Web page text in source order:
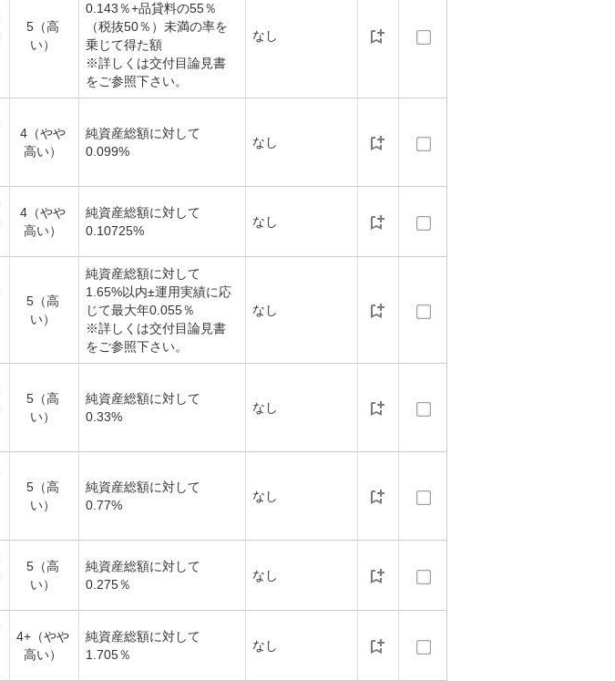
5（高
い）
0.143％+品貸料の55％
（税抜50％）未満の率を
乗じて得た額
※詳しくは交付目論見書
をご参照下さい。
なし
4（やや
高い）
純資産総額に対して
0.099%
なし
4（やや
高い）
純資産総額に対して
0.10725%
なし
5（高
い）
純資産総額に対して
1.65%以内±運用実績に応
じて最大年0.055％
※詳しくは交付目論見書
をご参照下さい。
なし
5（高
い）
純資産総額に対して
0.33%
なし
5（高
い）
純資産総額に対して
0.77%
なし
5（高
い）
純資産総額に対して
0.275％
なし
4+（やや
高い）
純資産総額に対して
1.705％
なし